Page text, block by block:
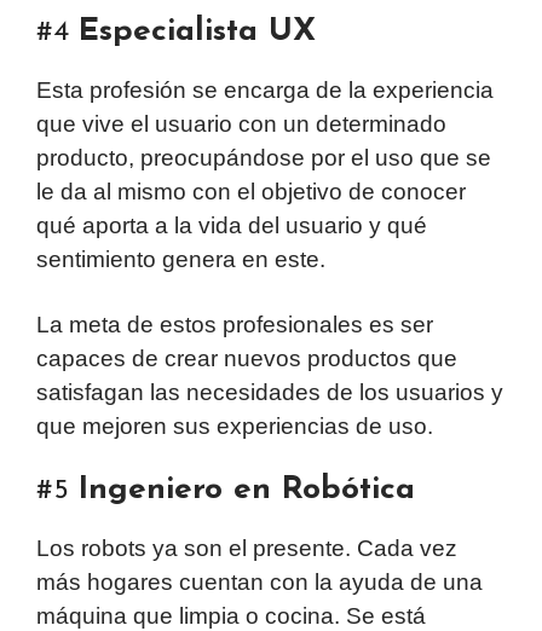
#4 Especialista UX
Esta profesión se encarga de la experiencia
que vive el usuario con un determinado
producto, preocupándose por el uso que se
le da al mismo con el objetivo de conocer
qué aporta a la vida del usuario y qué
sentimiento genera en este.
La meta de estos profesionales es ser
capaces de crear nuevos productos que
satisfagan las necesidades de los usuarios y
que mejoren sus experiencias de uso.
#5 Ingeniero en Robótica
Los robots ya son el presente. Cada vez
más hogares cuentan con la ayuda de una
máquina que limpia o cocina. Se está